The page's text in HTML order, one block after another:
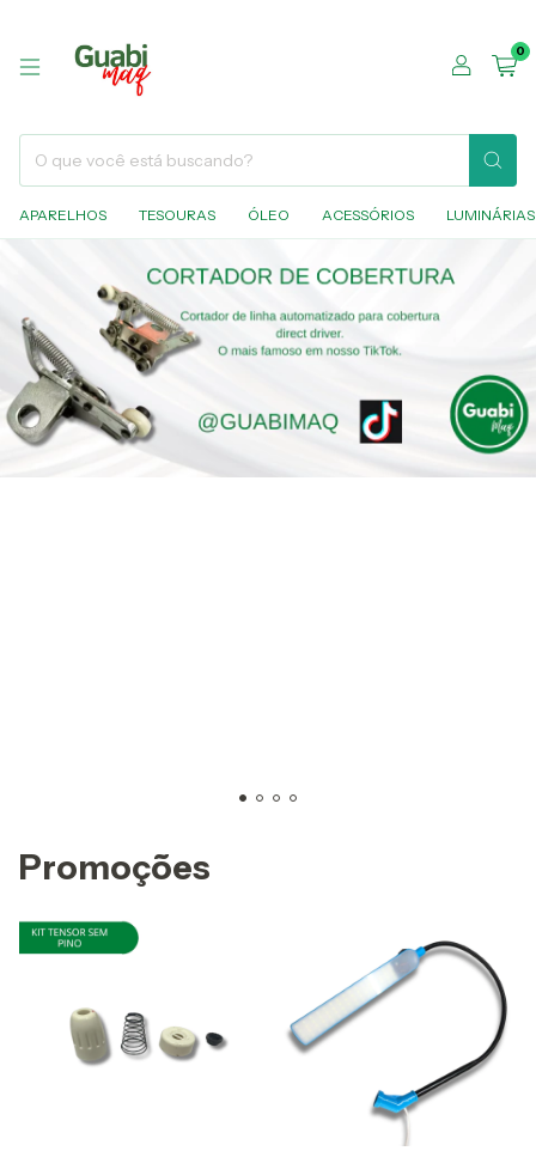
0
APARELHOS TESOURAS ÓLEO ACESSÓRIOS LUMINÁRIAS
Promoções